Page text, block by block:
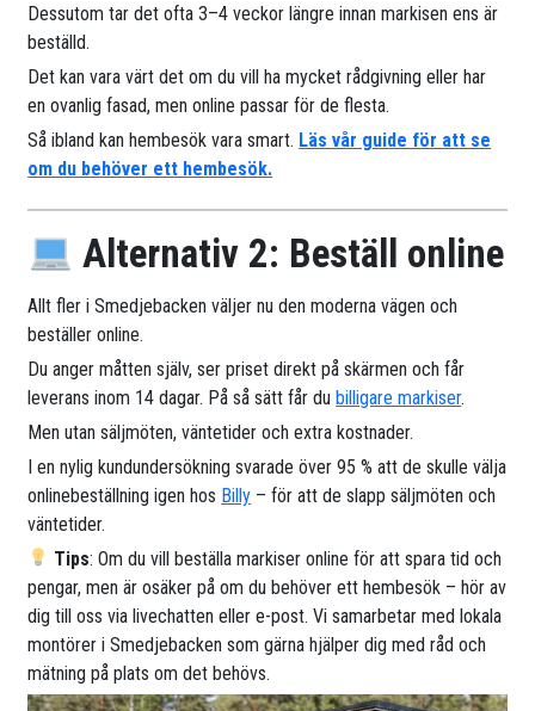
Dessutom tar det ofta 3–4 veckor längre innan markisen ens är
beställd.
Det kan vara värt det om du vill ha mycket rådgivning eller har
en ovanlig fasad, men online passar för de flesta.
Så ibland kan hembesök vara smart. Läs vår guide för att se
om du behöver ett hembesök.
Alternativ 2: Beställ online
Allt fler i Smedjebacken väljer nu den moderna vägen och
beställer online.
Du anger måtten själv, ser priset direkt på skärmen och får
leverans inom 14 dagar. På så sätt får dubilligare markiser.
Men utan säljmöten, väntetider och extra kostnader.
I en nylig kundundersökning svarade över 95 % att de skulle välja
onlinebeställning igen hos Billy – för att de slapp säljmöten och
väntetider.
Tips: Om du vill beställa markiser online för att spara tid och
pengar, men är osäker på om du behöver ett hembesök – hör av
dig till oss via livechatten eller e-post. Vi samarbetar med lokala
montörer i Smedjebacken som gärna hjälper dig med råd och
mätning på plats om det behövs.